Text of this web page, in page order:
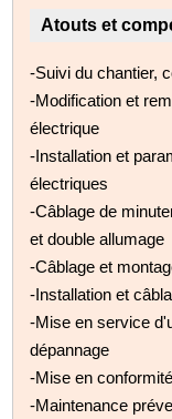
Atouts et
-Suivi du chantier,
-Modification et
électrique
-Installation et
électriques
-Câblage de
et double allumage
-Câblage et
-Installation et
-Mise en service
dépannage
-Mise en
-Maintenance